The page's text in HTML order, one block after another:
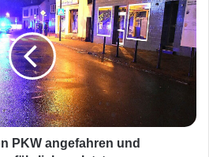
PKW angefahren und